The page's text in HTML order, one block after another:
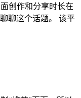
创作和分享时长在
聊这个话题。 该平